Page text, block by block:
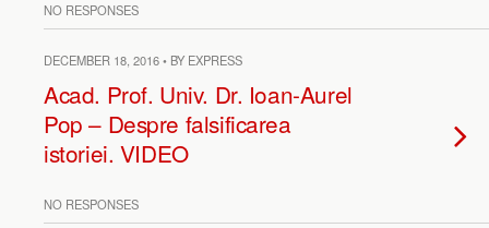
NO RESPONSES
DECEMBER 18, 2016 • BY EXPRESS
Acad. Prof. Univ. Dr. Ioan-Aurel
Pop – Despre falsificarea
istoriei. VIDEO
NO RESPONSES